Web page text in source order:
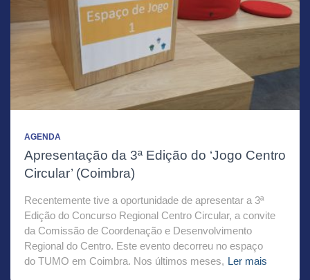
AGENDA
Apresentação da 3ª Edição do ‘Jogo Centro
Circular’ (Coimbra)
Recentemente tive a oportunidade de apresentar a 3ª
Edição do Concurso Regional Centro Circular, a convite
da Comissão de Coordenação e Desenvolvimento
Regional do Centro. Este evento decorreu no espaço
do TUMO em Coimbra. Nos últimos meses, Ler mais